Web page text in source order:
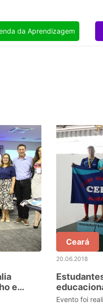
da Aprendizagem
e
Ceará
20.06.2018
Evento foi